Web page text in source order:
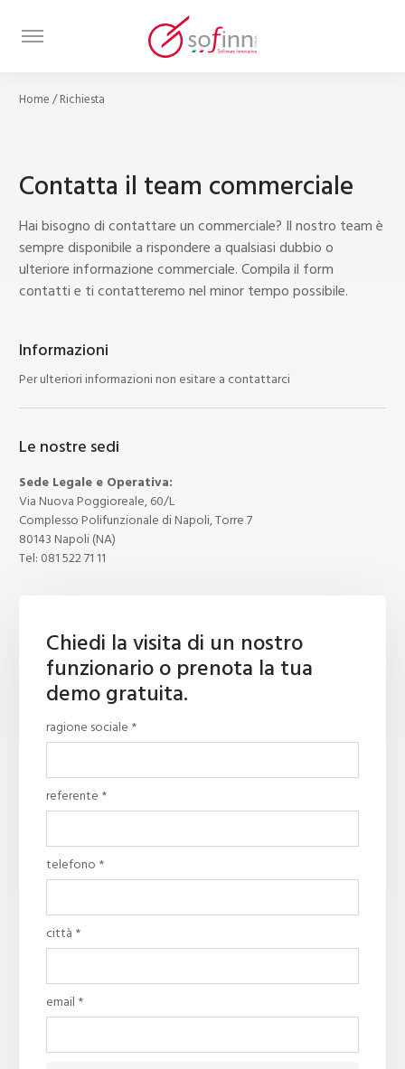
Home/Richiesta
Contatta il team commerciale
Hai bisogno di contattare un commerciale? Il nostro team è
sempre disponibile a rispondere a qualsiasi dubbio o
ulteriore informazione commerciale. Compila il form
contatti e ti contatteremo nel minor tempo possibile.
Informazioni
Per ulteriori informazioni non esitare a contattarci
Le nostre sedi
Sede Legale e Operativa:
Via Nuova Poggioreale, 60/L
Complesso Polifunzionale di Napoli, Torre 7
80143 Napoli (NA)
Tel: 081 522 71 11
Chiedi la visita di un nostro
funzionario o prenota la tua
demo gratuita.
ragione sociale *
referente *
telefono *
città *
email *